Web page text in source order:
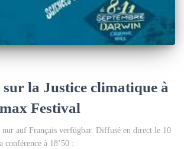
sur la Justice climatique à
Festival
auf Français verfügbar. Diffusé en direct le 10
conférence à 18’50 :